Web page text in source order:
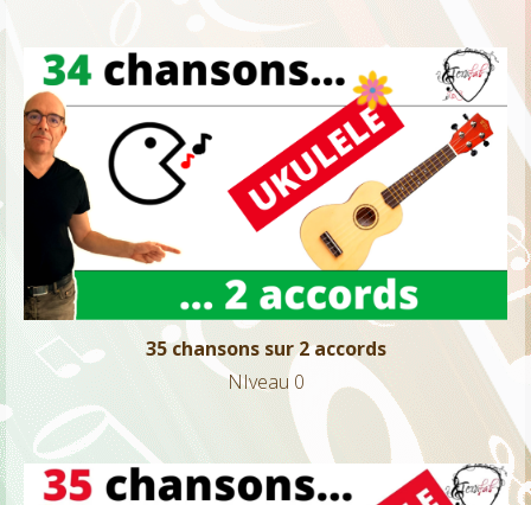
35 chansons sur 2 accords
NIveau 0
35 chansons sur 2 accords
NIveau 0